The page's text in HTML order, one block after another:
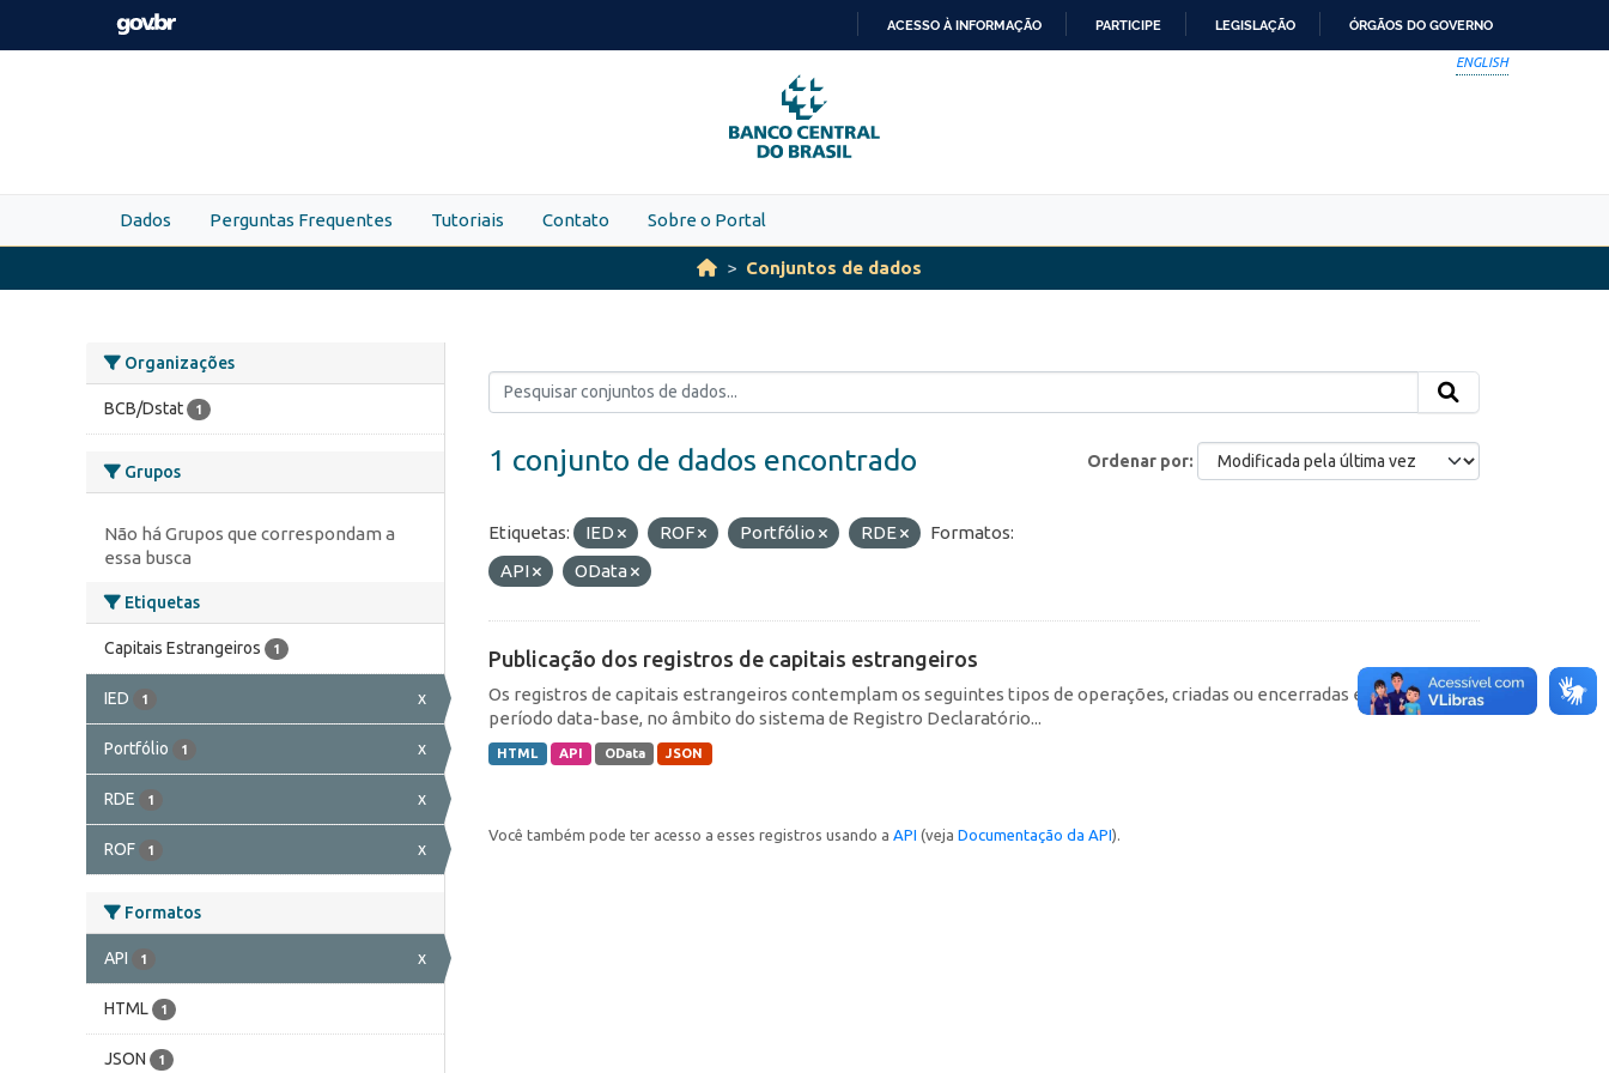
Skip to main content
PARA
O
CONTEÚDO
ACESSO À INFORMAÇÃO PARTICIPE LEGISLAÇÃO ÓRGÃOS DO GOVERNO
ENGLISH
Dados Perguntas Frequentes Tutoriais Contato Sobre o Portal
Conjuntos de dados
Organizações
BCB/Dstat 1
Grupos
Não há Grupos que correspondam a
essa busca
Etiquetas
Capitais Estrangeiros 1
IED 1 x
Portfólio 1 x
RDE 1 x
ROF 1 x
Formatos
API 1 x
HTML 1
JSON 1
Ordenar por
1 conjunto de dados encontrado
Etiquetas: IED ROF Portfólio RDE
Formatos:
API
OData
Publicação dos registros de capitais estrangeiros
Os registros de capitais estrangeiros contemplam os seguintes tipos de operações, criadas ou encerradas em cada
período data-base, no âmbito do sistema de Registro Declaratório...
HTML API OData JSON
Você também pode ter acesso a esses registros usando a API (veja Documentação da API).